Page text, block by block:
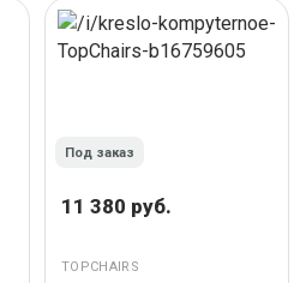
Под заказ
11 380 руб.
TOPCHAIRS